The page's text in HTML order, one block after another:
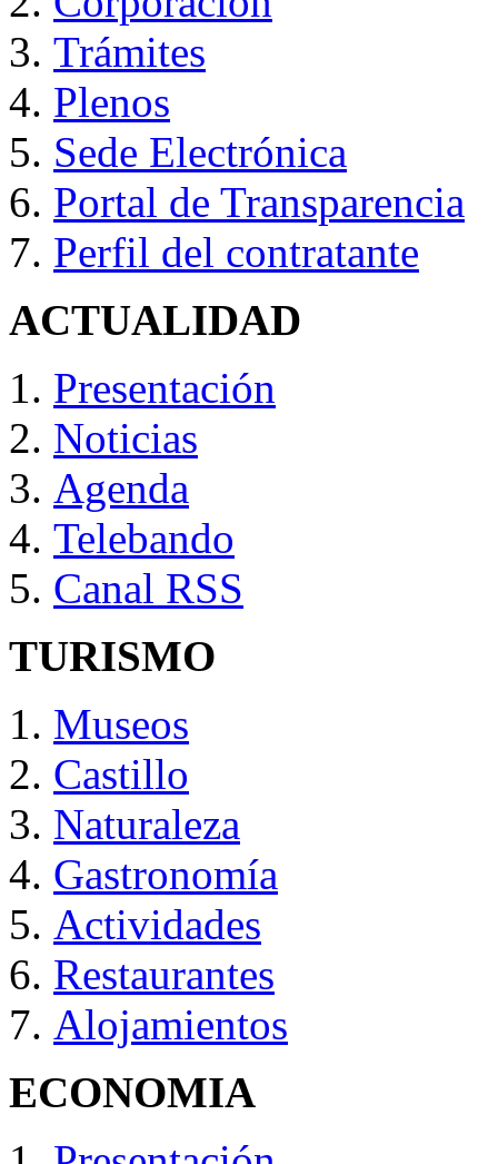
Trámites
Plenos
Sede Electrónica
Portal de Transparencia
Perfil del contratante
ACTUALIDAD
Presentación
Noticias
Agenda
Telebando
Canal RSS
TURISMO
Museos
Castillo
Naturaleza
Gastronomía
Actividades
Restaurantes
Alojamientos
ECONOMIA